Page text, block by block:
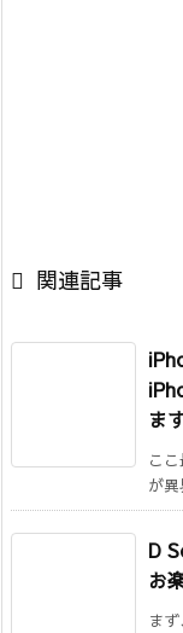
 関連記事
ま
こ
が
D
お
ま